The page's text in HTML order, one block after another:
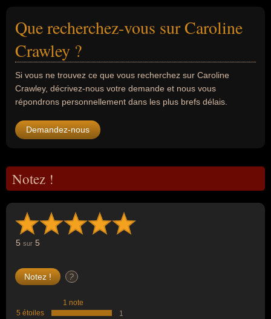
Que recherchez-vous sur Caroline
Crawley ?
Si vous ne trouvez ce que vous recherchez sur Caroline
Crawley, décrivez-nous votre demande et nous vous
répondrons personnellement dans les plus brefs délais.
Demandez-nous
Notez !
5 sur 5
?
1 note
5 étoiles
1